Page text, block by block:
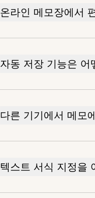
온라인 메모장에서
자동 저장 기능은 어
다른 기기에서 메모
텍스트 서식 지정을